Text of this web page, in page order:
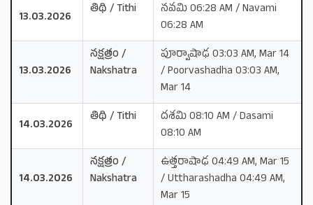
13.03.2026
తిథి / Tithi
నవమి 06:28 AM / Navami
06:28 AM
13.03.2026
నక్షత్రం /
Nakshatra
పూర్వాషాఢ 03:03 AM, Mar 14
/ Poorvashadha 03:03 AM,
Mar 14
14.03.2026
తిథి / Tithi
దశమి 08:10 AM / Dasami
08:10 AM
14.03.2026
నక్షత్రం /
Nakshatra
ఉత్తరాషాఢ 04:49 AM, Mar 15
/ Uttharashadha 04:49 AM,
Mar 15